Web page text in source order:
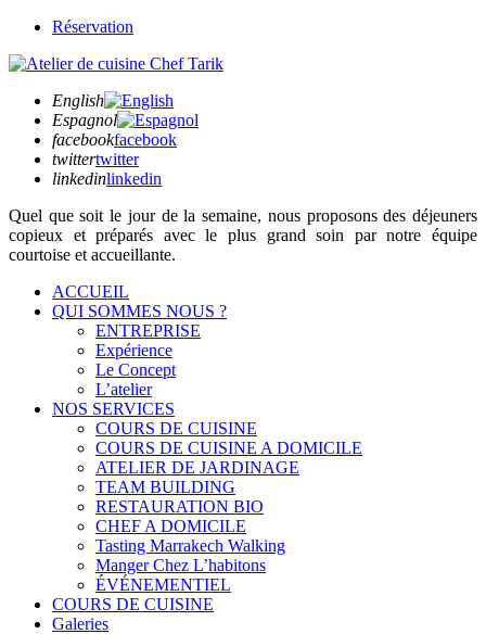
Réservation
English
Espagnol
facebookfacebook
twittertwitter
linkedinlinkedin
Quel que soitle jour de la semaine, nous proposons des déjeuners
copieux et préparés avec le plus grand soin par notre équipe
courtoise et accueillante.
ACCUEIL
QUI SOMMES NOUS ?
ENTREPRISE
Expérience
Le Concept
L’atelier
NOS SERVICES
COURS DE CUISINE
COURS DE CUISINE A DOMICILE
ATELIER DE JARDINAGE
TEAM BUILDING
RESTAURATION BIO
CHEF A DOMICILE
Tasting Marrakech Walking
Manger Chez L’habitons
ÉVÉNEMENTIEL
COURS DE CUISINE
Galeries